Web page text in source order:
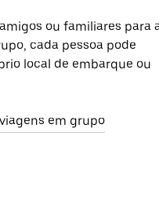
ou familiares para
cada pessoa pode
local de embarque ou
em grupo